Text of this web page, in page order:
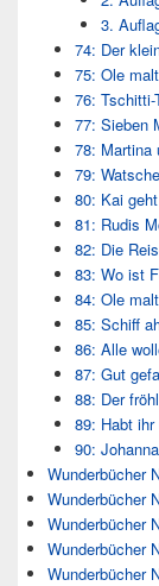
3.
74: Der
75: Ole
76:
77: Sieben
78: Martina
79:
80: Kai
81: Rudis
82: Die
83: Wo ist
84: Ole
85: Schiff
86: Alle
87: Gut
88: Der
89: Habt
90:
Wunderbücher
Wunderbücher
Wunderbücher
Wunderbücher
Wunderbücher